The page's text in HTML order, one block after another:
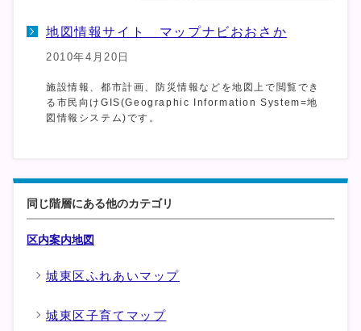
地図情報サイト マップナビおおさか
2010年4月20日
施設情報、都市計画、防災情報などを地図上で閲覧でき
る市民向けGIS(Geographic Information System=地
図情報システム)です。
同じ階層にある他のカテゴリ
区内案内地図
城東区ふれあいマップ
城東区子育てマップ